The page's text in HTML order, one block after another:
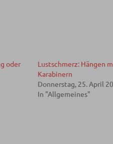
oder
Lustschmerz: Hängen
Karabinern
Donnerstag, 25. April
In "Allgemeines"